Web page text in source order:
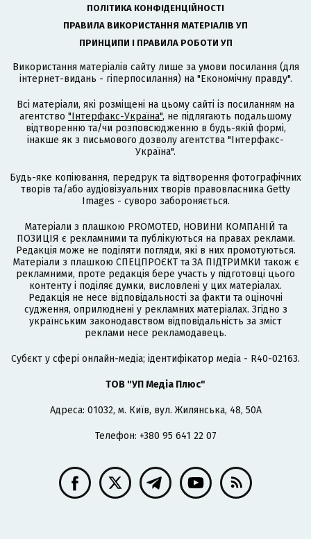
ПОЛІТИКА КОНФІДЕНЦІЙНОСТІ
ПРАВИЛА ВИКОРИСТАННЯ МАТЕРІАЛІВ УП
ПРИНЦИПИ І ПРАВИЛА РОБОТИ УП
Використання матеріалів сайту лише за умови посилання (для
інтернет-видань - гіперпосилання) на "Економічну правду".
Всі матеріали, які розміщені на цьому сайті із посиланням на
агентство "Інтерфакс-Україна", не підлягають подальшому
відтворенню та/чи розповсюдженню в будь-якій формі,
інакше як з письмового дозволу агентства "Інтерфакс-
Україна".
Будь-яке копіювання, передрук та відтворення фотографічних
творів та/або аудіовізуальних творів правовласника Getty
Images - суворо забороняється.
Матеріали з плашкою PROMOTED, НОВИНИ КОМПАНІЙ та
ПОЗИЦІЯ є рекламними та публікуються на правах реклами.
Редакція може не поділяти погляди, які в них промотуються.
Матеріали з плашкою СПЕЦПРОЄКТ та ЗА ПІДТРИМКИ також є
рекламними, проте редакція бере участь у підготовці цього
контенту і поділяє думки, висловлені у цих матеріалах.
Редакція не несе відповідальності за факти та оціночні
судження, оприлюднені у рекламних матеріалах. Згідно з
українським законодавством відповідальність за зміст
реклами несе рекламодавець.
Cубєкт у сфері онлайн-медіа; ідентифікатор медіа - R40-02163.
ТОВ "УП Медіа Плюс"
Адреса: 01032, м. Київ, вул. Жилянська, 48, 50А
Телефон: +380 95 641 22 07